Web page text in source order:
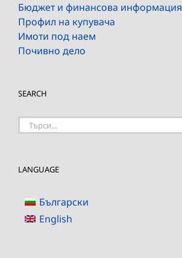
Бюджет и финансова информация
Профил на купувача
Имоти под наем
Почивно дело
SEARCH
Търсене
LANGUAGE
Български
English